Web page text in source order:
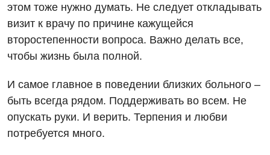
этом тоже нужно думать. Не следует откладывать
визит к врачу по причине кажущейся
второстепенности вопроса. Важно делать все,
чтобы жизнь была полной.
И самое главное в поведении близких больного –
быть всегда рядом. Поддерживать во всем. Не
опускать руки. И верить. Терпения и любви
потребуется много.